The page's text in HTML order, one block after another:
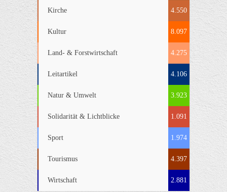
Kirche 4.550
Kultur 8.097
Land- & Forstwirtschaft 4.275
Leitartikel 4.106
Natur & Umwelt 3.923
Solidarität & Lichtblicke 1.091
Sport 1.974
Tourismus 4.397
Wirtschaft 2.881